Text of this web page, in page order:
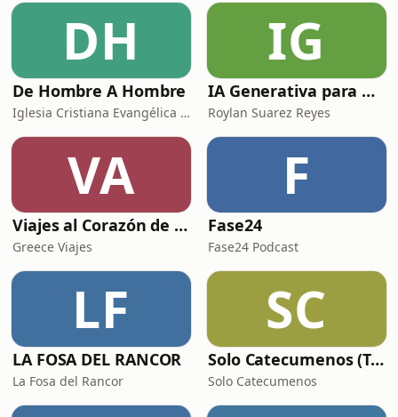
DH
De Hombre A Hombre
Iglesia Cristiana Evangélica de Chamartín
IG
IA Generativa para No Techs
Roylan Suarez Reyes
VA
Viajes al Corazón de la Historia
Greece Viajes
F
Fase24
Fase24 Podcast
LF
LA FOSA DEL RANCOR
La Fosa del Rancor
SC
Solo Catecumenos (Temas católicos)
Solo Catecumenos